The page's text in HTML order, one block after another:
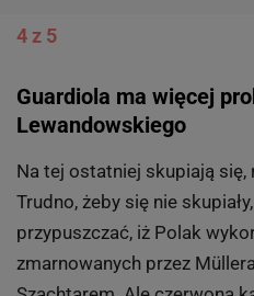
4 z 5
Guardiola ma więcej
Lewandowskiego
Na tej ostatniej skupiają się,
Trudno, żeby się nie
przypuszczać, iż Polak
zmarnowanych przez